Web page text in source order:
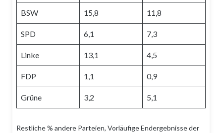
BSW 15,8 11,8
SPD 6,1 7,3
Linke 13,1 4,5
FDP 1,1 0,9
Grüne 3,2 5,1
Restliche % andere Parteien, Vorläufige Endergebnisse der